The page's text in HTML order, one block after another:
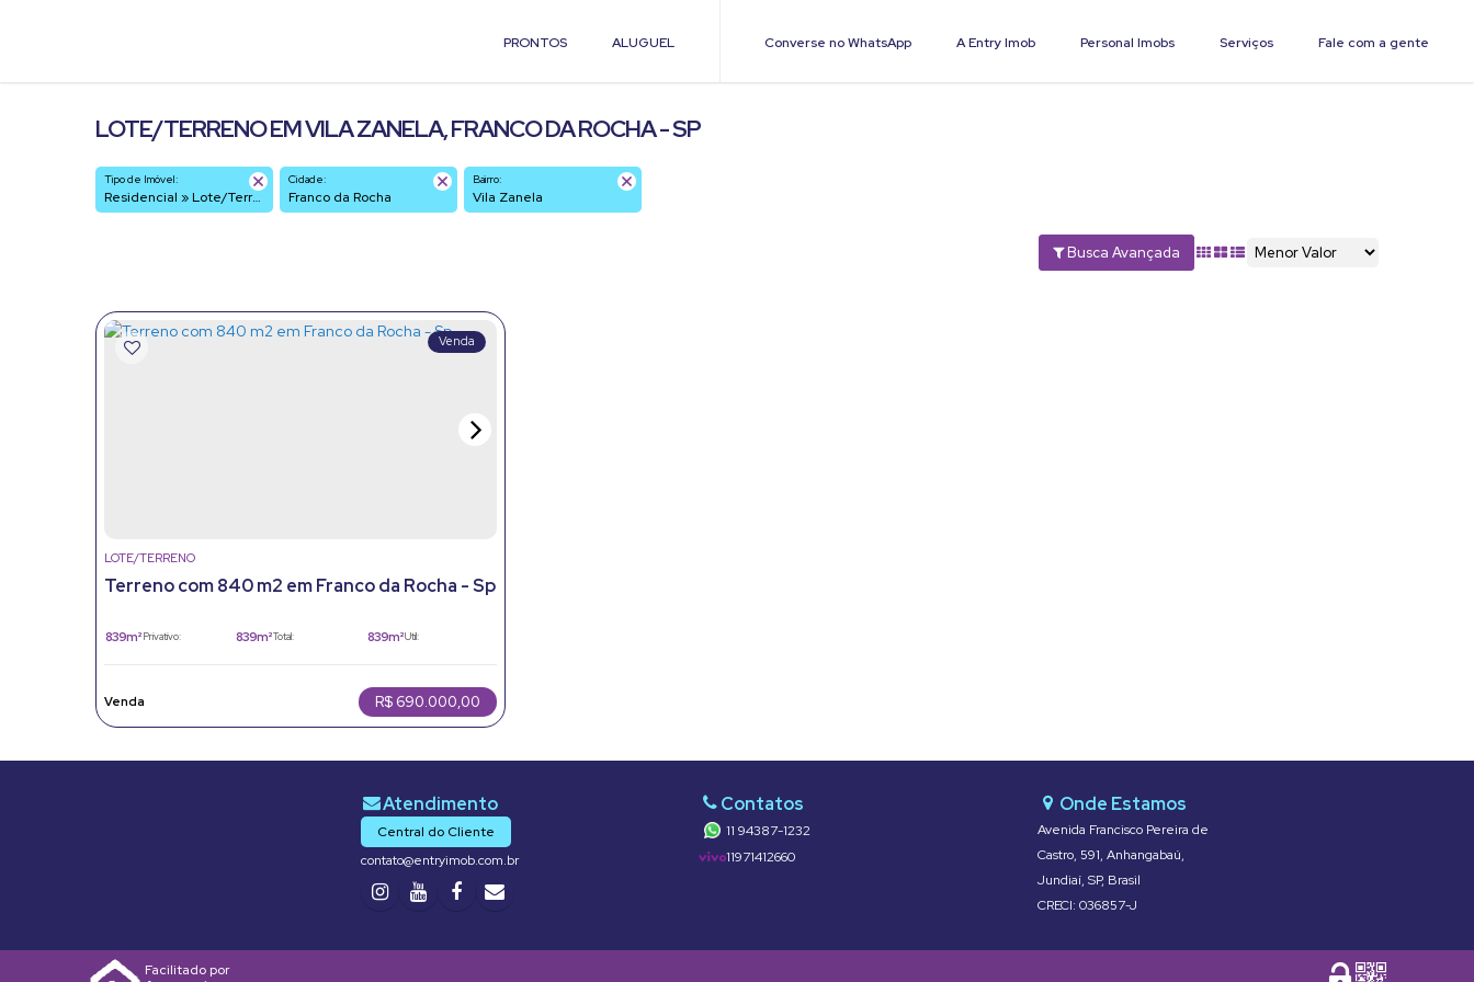
Converse no WhatsApp A Entry Imob Personal Imobs Serviços Fale com a gente
ALUGUEL
PRONTOS
LOTE/TERRENO EM VILA ZANELA, FRANCO DA ROCHA - SP
Tipo de Imóvel:
Residencial » Lote/Terreno
Cidade:
Franco da Rocha
Bairro:
Vila Zanela
Busca Avançada
Terreno com 840 m2 em Franco da Rocha - Sp
LOTE/TERRENO
R$ 690.000,00
Privativo:
839m² Total:
839m² Útil:
839m²
Central do Cliente
contato@entryimob.com.br
11 94387-1232
11971412660
Avenida Francisco Pereira de
Castro, 591, Anhangabaú,
Jundiaí, SP, Brasil
CRECI: 036857-J